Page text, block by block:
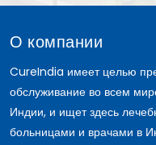
О компании
CureIndia имеет целью
обслуживание во всем
Индии, и ищет здесь
больницами и врачами в